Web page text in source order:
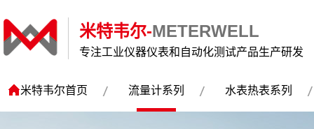
米特韦尔-METERWELL
专注工业仪器仪表和自动化测试产品生产研发
米特韦尔首页 流量计系列 水表热表系列